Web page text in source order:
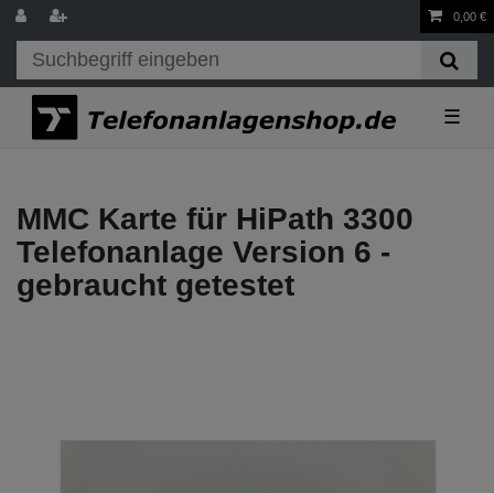
0,00 €
☰
MMC Karte für HiPath 3300
Telefonanlage Version 6 -
gebraucht getestet